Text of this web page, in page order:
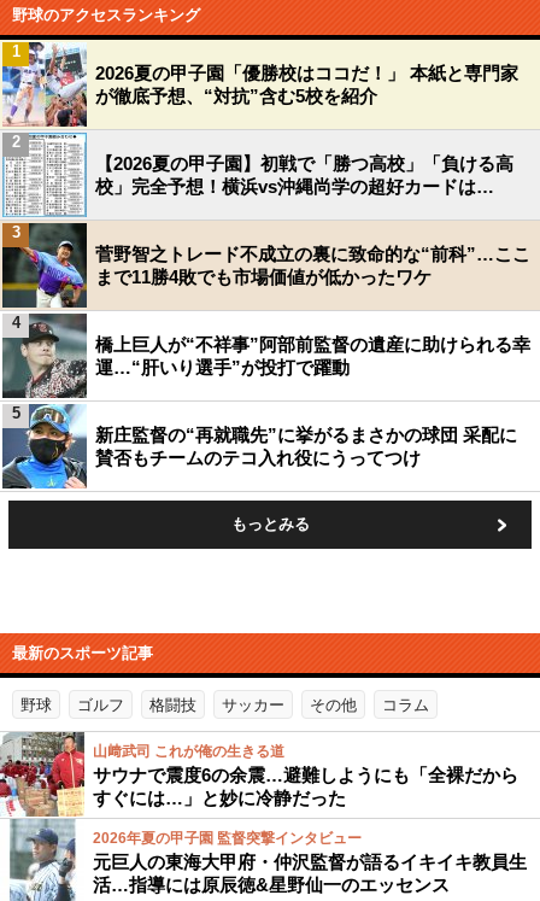
野球のアクセスランキング
2026夏の甲子園「優勝校はココだ！」 本紙と専門家
が徹底予想、“対抗”含む5校を紹介
1
【2026夏の甲子園】初戦で「勝つ高校」「負ける高
校」完全予想！横浜vs沖縄尚学の超好カードは…
2
菅野智之トレード不成立の裏に致命的な“前科”…ここ
まで11勝4敗でも市場価値が低かったワケ
3
橋上巨人が“不祥事”阿部前監督の遺産に助けられる幸
運…“肝いり選手”が投打で躍動
4
新庄監督の“再就職先”に挙がるまさかの球団 采配に
賛否もチームのテコ入れ役にうってつけ
5
もっとみる
最新のスポーツ記事
野球 ゴルフ 格闘技 サッカー その他 コラム
山﨑武司 これが俺の生きる道
サウナで震度6の余震…避難しようにも「全裸だから
すぐには…」と妙に冷静だった
2026年夏の甲子園 監督突撃インタビュー
元巨人の東海大甲府・仲沢監督が語るイキイキ教員生
活…指導には原辰徳&星野仙一のエッセンス